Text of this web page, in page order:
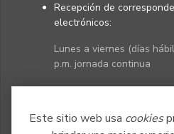
Este sitio web usa cookies
Recepción de
electrónicos:
Lunes a viernes (días
p.m. jornada continua